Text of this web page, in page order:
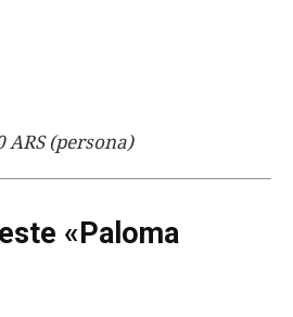
ARS (persona)
«Paloma